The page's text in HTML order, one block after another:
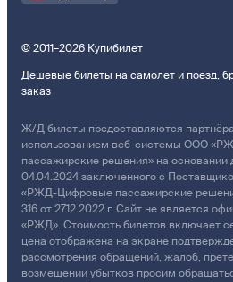
© 2011–2026 Купибилет
Дешевые билеты на самолет и поезд,
заказ
Ж/Д билеты предоставляются
использованием веб-системы ООО
пассажирские решения» на
04.04.2024 заключенного с
«РЖД-Цифровые пассажирские
316 от 27.12.2022 г. Сайт не является
«РЖД». Стоимость билетов включает
цена отображена на экране
рассмотрения обращений, жалоб,
возмещении убытков просим